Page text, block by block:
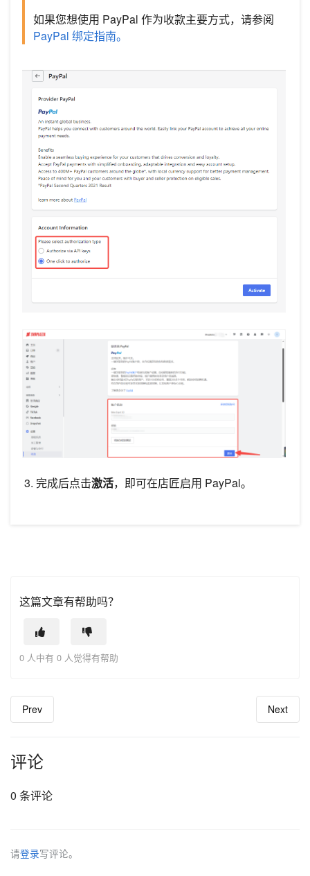
如果您想使用 PayPal 作为收款主要方式，请参阅
PayPal 绑定指南。
完成后点击激活，即可在店匠启用 PayPal。
这篇文章有帮助吗？
0 人中有 0 人觉得有帮助
Prev Next
评论
0 条评论
请登录写评论。